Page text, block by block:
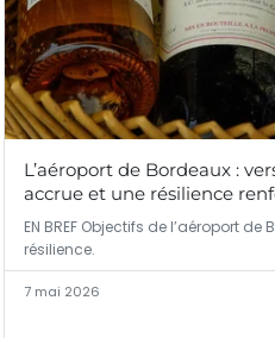
L’aéroport de Bordeaux :
accrue et une résilience
EN BREF Objectifs de l’aéroport de
résilience.
7 mai 2026